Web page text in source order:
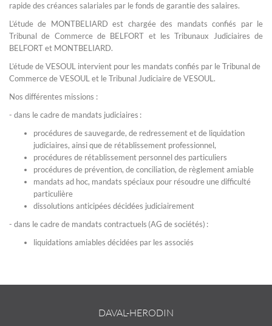
rapide des créances salariales par le fonds de garantie des salaires.
L’étude de MONTBELIARD est chargée des mandats confiés par le
Tribunal de Commerce de BELFORT et les Tribunaux Judiciaires de
BELFORT et MONTBELIARD.
L’étude de VESOUL intervient pour les mandats confiés par le Tribunal de
Commerce de VESOUL et le Tribunal Judiciaire de VESOUL.
Nos différentes missions :
- dans le cadre de mandats judiciaires :
procédures de sauvegarde, de redressement et de liquidation
judiciaires, ainsi que de rétablissement professionnel,
procédures de rétablissement personnel des particuliers
​​​​​​​procédures de prévention, de conciliation, de règlement amiable
mandats ad hoc, mandats spéciaux pour résoudre une difficulté
particulière
dissolutions anticipées décidées judiciairement
- dans le cadre de mandats contractuels (AG de sociétés) :
liquidations amiables décidées par les associés
DAVAL-HERODIN